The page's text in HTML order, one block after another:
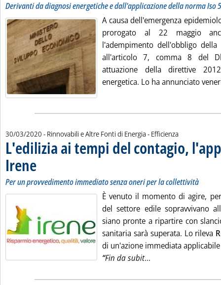
Derivanti da diagnosi energetiche e dall'applicazione della norma Iso
A causa dell'emergenza
prorogato al 22 maggio
l'adempimento dell'obbligo
all'articolo 7, comma 8 del
attuazione della direttive
energetica. Lo ha annunciato
30/03/2020 - Rinnovabili e Altre Fonti di Energia - Efficienza
L'edilizia ai tempi del contagio,
Irene . Sottotitolo: Per un provvedimento immediato senza oneri per la collettività
. Pubblicata lunedì 30 marzo 2020 alle 10.35.
Per un provvedimento immediato senza oneri per la collettività
È venuto il momento di agire,
del settore edile sopravvivano
siano pronte a ripartire con
sanitaria sarà superata. Lo rileva
di un'azione immediata
“Fin da subit...